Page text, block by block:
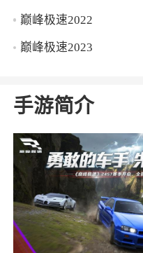
巅峰极速2022
巅峰极速2023
手游简介